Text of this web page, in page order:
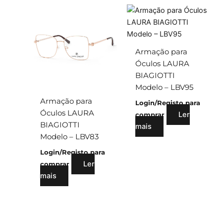
Armação para
Óculos LAURA
BIAGIOTTI
Modelo – LBV83
Login/Registo para
comprar
Ler
mais
Armação para
Óculos LAURA
BIAGIOTTI
Modelo – LBV95
Login/Registo para
comprar
Ler
mais